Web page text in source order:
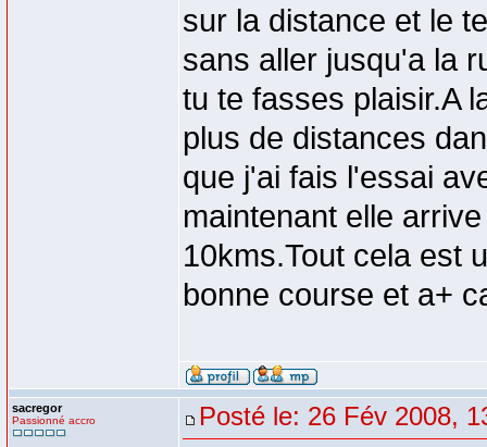
sur la distance et le
sans aller jusqu'a la
tu te fasses plaisir.A
plus de distances
que j'ai fais l'essai
maintenant elle
10kms.Tout cela est
bonne course et a+
sacregor
Passionné accro Posté le: 26 Fév 2008,